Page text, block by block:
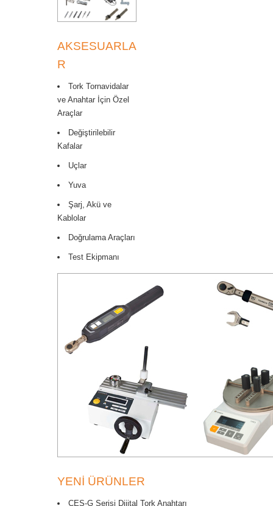
AKSESUARLA
R
Tork Tornavidalar
ve Anahtar İçin Özel
Araçlar
Değiştirilebilir
Kafalar
Uçlar
Yuva
Şarj, Akü ve
Kablolar
Doğrulama Araçları
Test Ekipmanı
YENI ÜRÜNLER
CES-G Serisi Dijital Tork Anahtarı